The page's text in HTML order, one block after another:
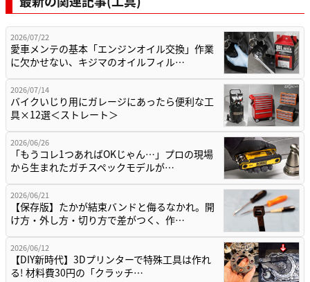
2026/07/22
愛車メンテの基本「エンジンオイル交換」作業
に欠かせない、キジマのオイルフィル…
2026/07/14
バイクいじり用にガレージにあったら便利な工
具×12選＜ストレート＞
2026/06/26
「もうコレ1つあればOKじゃん…」プロの現場
から生まれたガチスペックモデルが…
2026/06/21
【保存版】たかが結束バンドと侮るなかれ。開
け方・外し方・切り方で差がつく、作…
2026/06/12
【DIY新時代】3Dプリンターで特殊工具は作れ
る! 材料費30円の「クラッチ…